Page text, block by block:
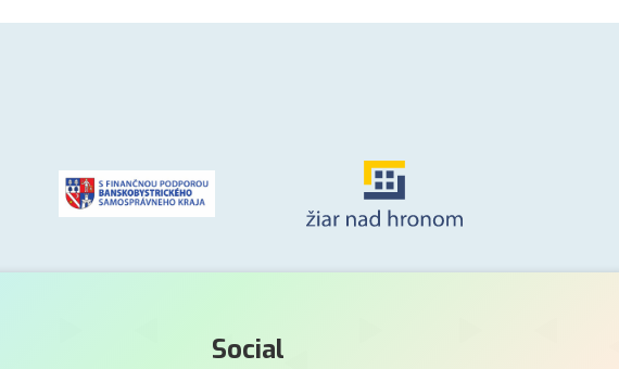
Social